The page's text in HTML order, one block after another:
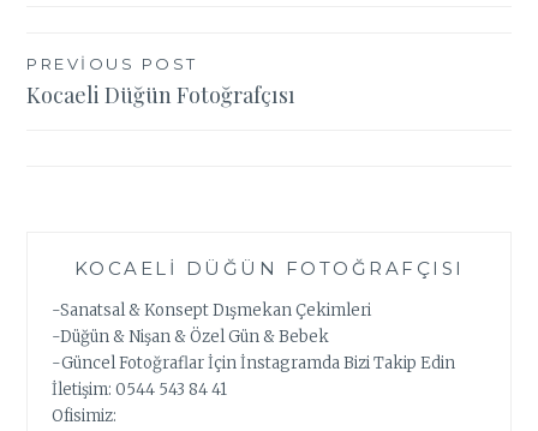
Yazı
gezinmesi
PREVIOUS POST
Kocaeli Düğün Fotoğrafçısı
KOCAELI DÜĞÜN FOTOĞRAFÇISI
-Sanatsal & Konsept Dışmekan Çekimleri
-Düğün & Nişan & Özel Gün & Bebek
-Güncel Fotoğraflar İçin İnstagramda Bizi Takip Edin
İletişim: 0544 543 84 41
Ofisimiz: